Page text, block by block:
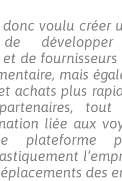
donc voulu créer
et de
mais
achats plus
liée aux
plateforme
des